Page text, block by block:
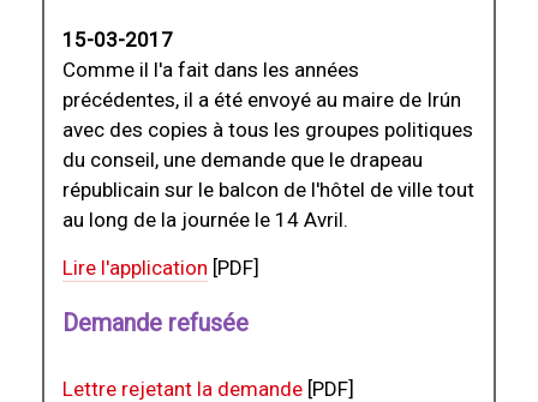
15-03-2017
Comme il l'a fait dans les années
précédentes, il a été envoyé au maire de Irún
avec des copies à tous les groupes politiques
du conseil, une demande que le drapeau
républicain sur le balcon de l'hôtel de ville tout
au long de la journée le 14 Avril.
Lire l'application [PDF]
Demande refusée
Lettre rejetant la demande [PDF]